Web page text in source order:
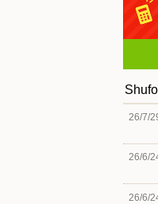
26/7/
26/6/
26/6/